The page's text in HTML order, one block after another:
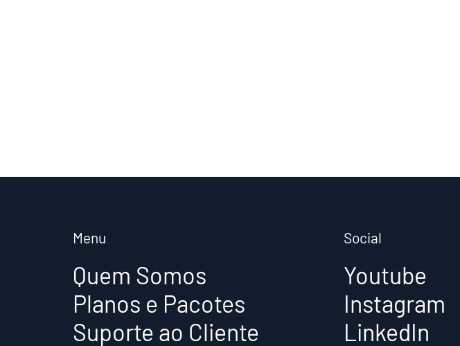
Menu
Quem Somos
Planos e Pacotes
Suporte ao Cliente
Social
Youtube
Instagram
LinkedIn